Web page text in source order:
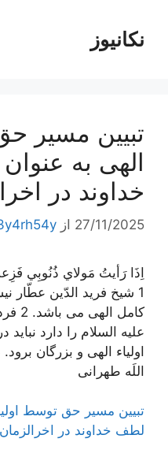
محتوانکانیوز
تبیین مسیر
الهی به
خداوند در
27/11/2025 از
اِذَا رَأيتُ مَولاي ذُنُوبِي
1 شیخ فرید الدّین عطّار
علیه السلام را دارد
اللَه طهرانی
تبیین مسیر حق توسط
لطف خداوند در اخرالزمان